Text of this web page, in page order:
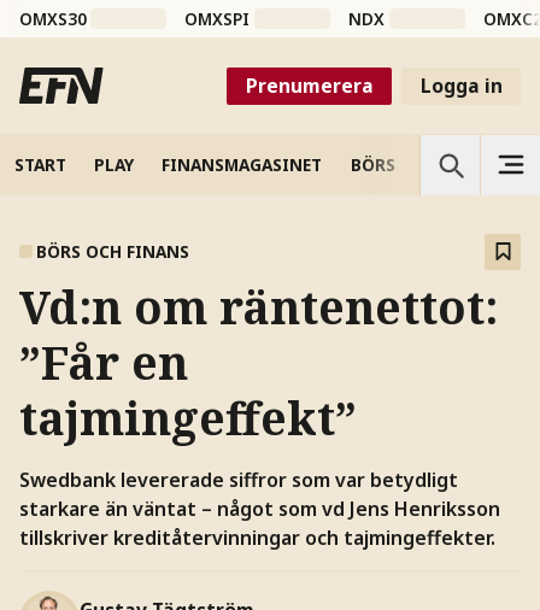
OMXS30 OMXSPI NDX
Prenumerera Logga in
START PLAY FINANSMAGASINET BÖRS VETENSKAP
BÖRS OCH FINANS
Vd:n om räntenettot:
”Får en
tajmingeffekt”
Swedbank levererade siffror som var betydligt
starkare än väntat – något som vd Jens Henriksson
tillskriver kreditåtervinningar och tajmingeffekter.